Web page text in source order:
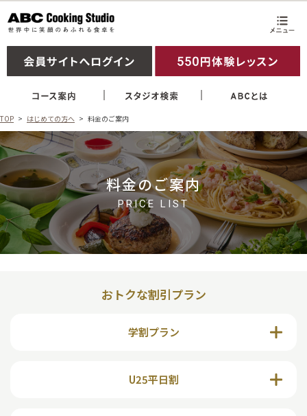
TOP はじめての方へ 料金のご案内
料金のご案内
PRICE LIST
おトクな割引プラン
学割プラン
U25平日割